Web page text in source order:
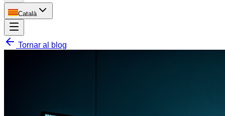
Català
Tornar al blog